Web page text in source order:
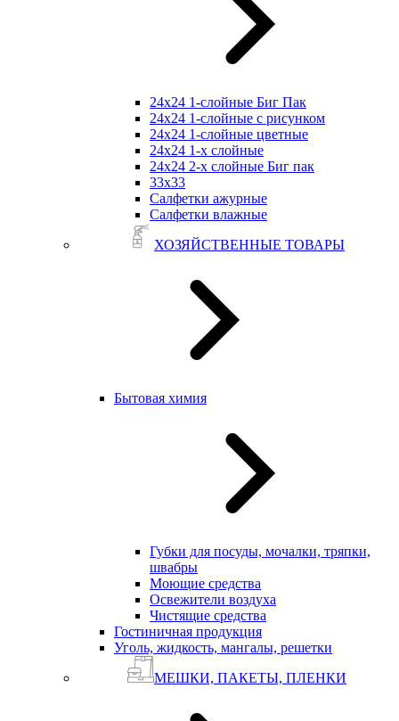
24х24 1-слойные Биг Пак
24х24 1-слойные с рисунком
24х24 1-слойные цветные
24х24 1-х слойные
24х24 2-х слойные Биг пак
33х33
Салфетки ажурные
Салфетки влажные
ХОЗЯЙСТВЕННЫЕ ТОВАРЫ
Бытовая химия
Губки для посуды, мочалки, тряпки,
швабры
Моющие средства
Освежители воздуха
Чистящие средства
Гостиничная продукция
Уголь, жидкость, мангалы, решетки
МЕШКИ, ПАКЕТЫ, ПЛЕНКИ